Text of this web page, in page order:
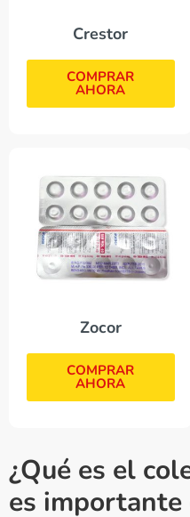
Crestor
COMPRAR
AHORA
Zocor
COMPRAR
AHORA
¿Qué es el
es